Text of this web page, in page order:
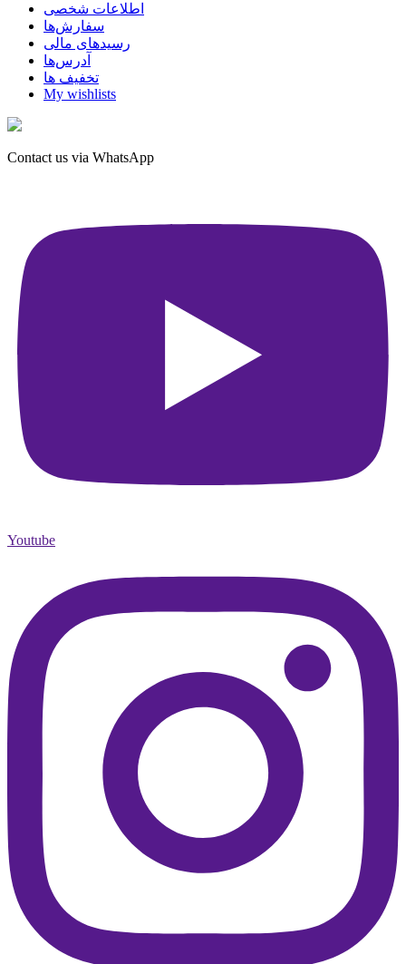
اطلاعات شخصی
سفارش‌ها
رسیدهای مالی
آدرس‌ها
تخفیف ها
My wishlists
Contact us via WhatsApp
Youtube